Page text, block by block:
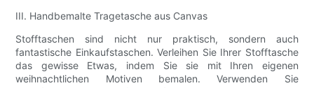
III. Handbemalte Tragetasche aus Canvas
Stofftaschen sind nicht nur praktisch, sondern auch
fantastische Einkaufstaschen. Verleihen Sie Ihrer Stofftasche
das gewisse Etwas, indem Sie sie mit Ihren eigenen
weihnachtlichen Motiven bemalen. Verwenden Sie